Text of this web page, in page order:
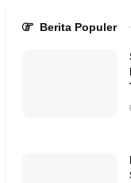
Berita Populer